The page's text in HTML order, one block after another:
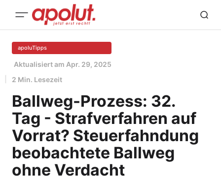
apoluTipps
Aktualisiert am Apr. 29, 2025
2 Min. Lesezeit
Ballweg-Prozess: 32.
Tag - Strafverfahren auf
Vorrat? Steuerfahndung
beobachtete Ballweg
ohne Verdacht